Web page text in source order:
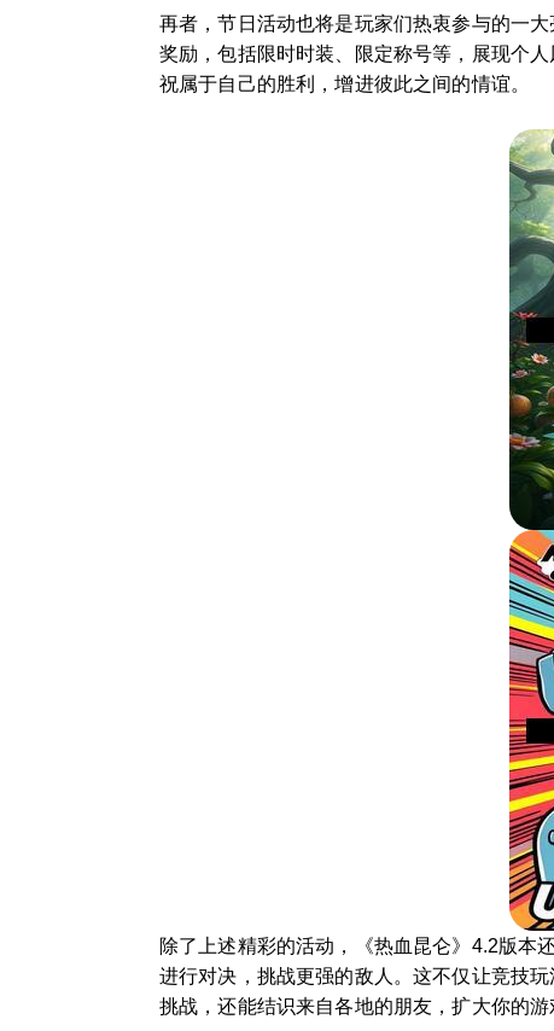
再者，节日活动也将是玩家们热衷参与的一
奖励，包括限时时装、限定称号等，展现个
祝属于自己的胜利，增进彼此之间的情谊。
除了上述精彩的活动，《热血昆仑》4.2版本
进行对决，挑战更强的敌人。这不仅让竞技
挑战，还能结识来自各地的朋友，扩大你的